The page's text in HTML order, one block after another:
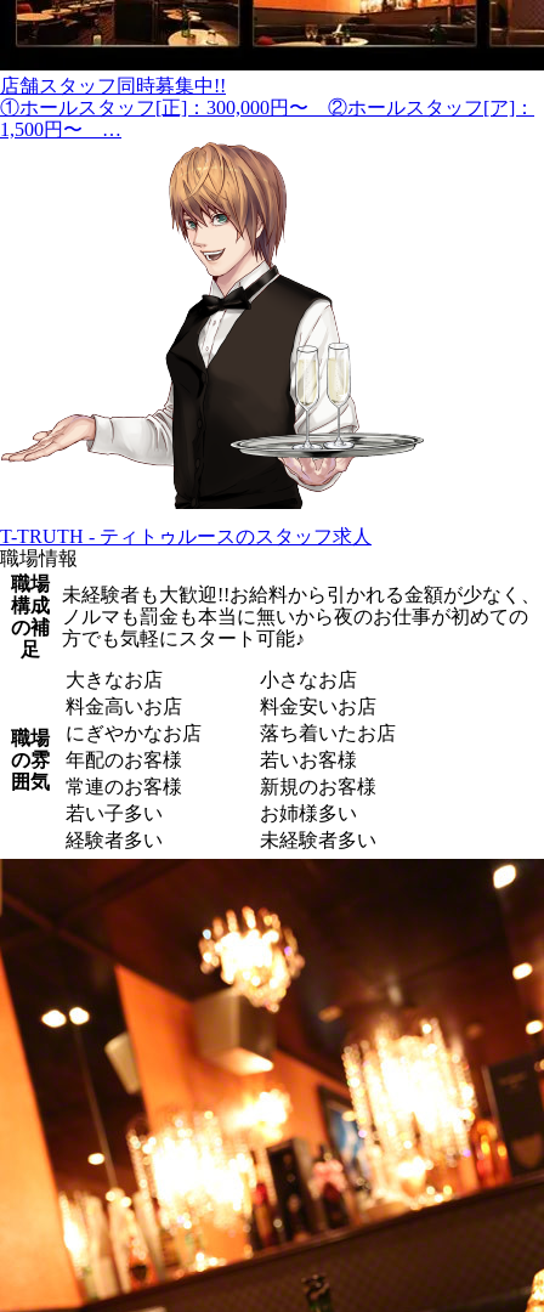
店舗スタッフ同時募集中!!
①ホールスタッフ[正]：300,000円〜 ②ホールスタッフ[ア]：
1,500円〜 …
T-TRUTH - ティトゥルースのスタッフ求人
職場情報
職場
構成
の補
足
未経験者も大歓迎!!お給料から引かれる金額が少なく、
ノルマも罰金も本当に無いから夜のお仕事が初めての
方でも気軽にスタート可能♪
職場
の雰
囲気
大きなお店
小さなお店
料金高いお店
料金安いお店
にぎやかなお店
落ち着いたお店
年配のお客様
若いお客様
常連のお客様
新規のお客様
若い子多い
お姉様多い
経験者多い
未経験者多い